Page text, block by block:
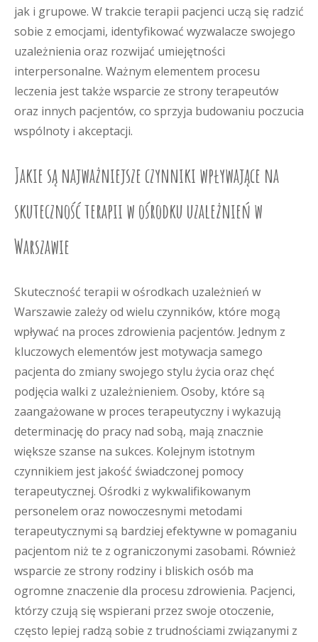
jak i grupowe. W trakcie terapii pacjenci uczą się radzić
sobie z emocjami, identyfikować wyzwalacze swojego
uzależnienia oraz rozwijać umiejętności
interpersonalne. Ważnym elementem procesu
leczenia jest także wsparcie ze strony terapeutów
oraz innych pacjentów, co sprzyja budowaniu poczucia
wspólnoty i akceptacji.
Jakie są najważniejsze czynniki wpływające na
skuteczność terapii w ośrodku uzależnień w
Warszawie
Skuteczność terapii w ośrodkach uzależnień w
Warszawie zależy od wielu czynników, które mogą
wpływać na proces zdrowienia pacjentów. Jednym z
kluczowych elementów jest motywacja samego
pacjenta do zmiany swojego stylu życia oraz chęć
podjęcia walki z uzależnieniem. Osoby, które są
zaangażowane w proces terapeutyczny i wykazują
determinację do pracy nad sobą, mają znacznie
większe szanse na sukces. Kolejnym istotnym
czynnikiem jest jakość świadczonej pomocy
terapeutycznej. Ośrodki z wykwalifikowanym
personelem oraz nowoczesnymi metodami
terapeutycznymi są bardziej efektywne w pomaganiu
pacjentom niż te z ograniczonymi zasobami. Również
wsparcie ze strony rodziny i bliskich osób ma
ogromne znaczenie dla procesu zdrowienia. Pacjenci,
którzy czują się wspierani przez swoje otoczenie,
często lepiej radzą sobie z trudnościami związanymi z